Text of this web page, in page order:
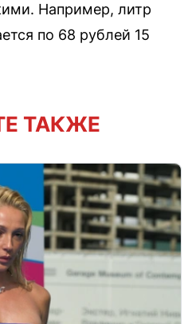
Например, литр
по 68 рублей 15
ТАКЖЕ